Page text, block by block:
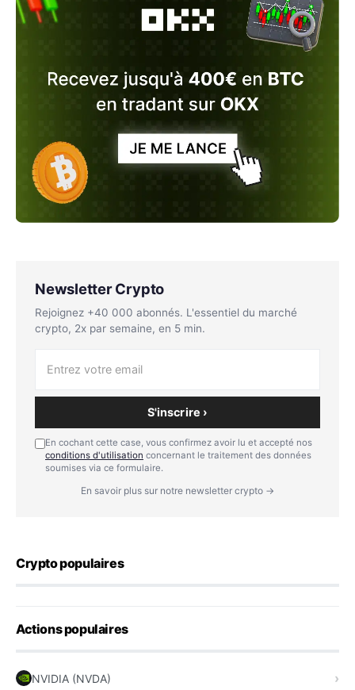
Newsletter Crypto
Rejoignez +40 000 abonnés. L'essentiel du marché
crypto, 2x par semaine, en 5 min.
S'inscrire ›
En cochant cette case, vous confirmez avoir lu et accepté nos
conditions d'utilisation concernant le traitement des données
soumises via ce formulaire.
En savoir plus sur notre newsletter crypto →
Crypto populaires
Actions populaires
NVIDIA (NVDA)